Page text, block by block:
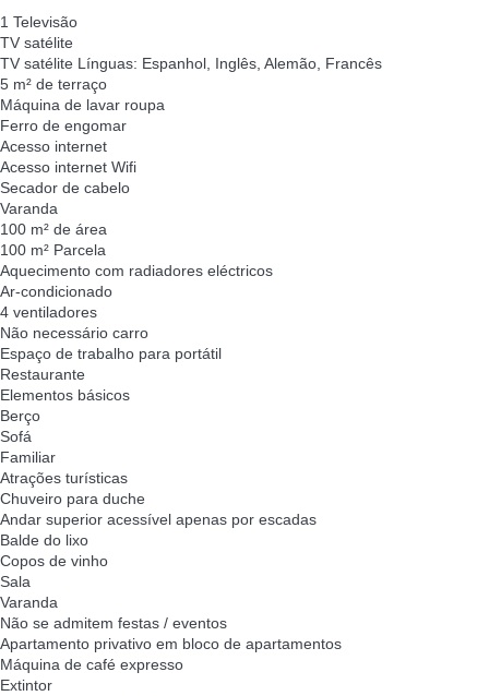
1 Televisão
TV satélite
TV satélite Línguas: Espanhol, Inglês, Alemão, Francês
5 m² de terraço
Máquina de lavar roupa
Ferro de engomar
Acesso internet
Acesso internet Wifi
Secador de cabelo
Varanda
100 m² de área
100 m² Parcela
Aquecimento com radiadores eléctricos
Ar-condicionado
4 ventiladores
Não necessário carro
Espaço de trabalho para portátil
Restaurante
Elementos básicos
Berço
Sofá
Familiar
Atrações turísticas
Chuveiro para duche
Andar superior acessível apenas por escadas
Balde do lixo
Copos de vinho
Sala
Varanda
Não se admitem festas / eventos
Apartamento privativo em bloco de apartamentos
Máquina de café expresso
Extintor